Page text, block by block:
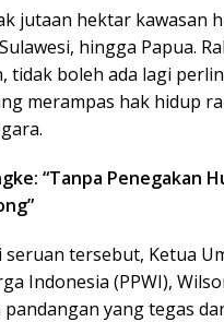
jutaan hektar kawasan
hingga Papua.
tidak boleh ada lagi
merampas hak hidup
“Tanpa Penegakan
tersebut, Ketua
Indonesia (PPWI),
yang tegas